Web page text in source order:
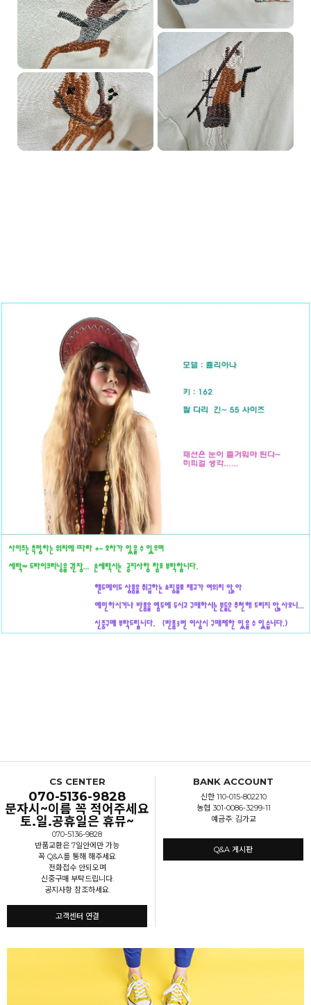
CS CENTER
070-5136-9828
문자시~이름 꼭 적어주세요
토.일.공휴일은 휴뮤~
070-5136-9828
반품교환은 7일안에만 가능
꼭 Q&A를 통해 해주세요
전화접수 안되오며
신중구매 부탁드립니다.
공지사항 참조하세요.
고객센터 연결
BANK ACCOUNT
신한 110-015-802210
농협 301-0086-3299-11
예금주: 김가교
Q&A 게시판